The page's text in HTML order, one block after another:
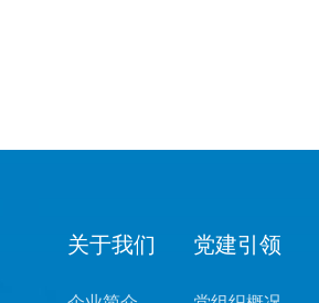
关于我们 党建引领